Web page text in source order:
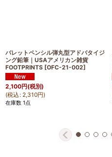
バレットペンシル弾丸型アドバタイジ
ング鉛筆｜USAアメリカン雑貨
FOOTPRINTS [OFC-21-002]
2,100円(税別)
(税込 : 2,310円)
在庫数 1点